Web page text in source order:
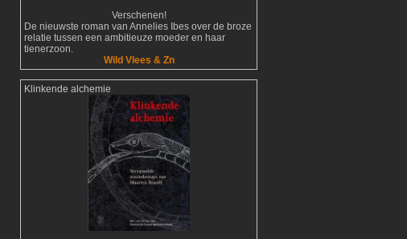
Verschenen!
De nieuwste roman van Annelies Ibes over de broze
relatie tussen een ambitieuze moeder en haar
tienerzoon.
Wild Vlees & Zn
Klinkende alchemie